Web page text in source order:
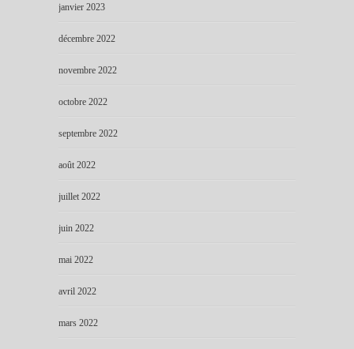
janvier 2023
décembre 2022
novembre 2022
octobre 2022
septembre 2022
août 2022
juillet 2022
juin 2022
mai 2022
avril 2022
mars 2022